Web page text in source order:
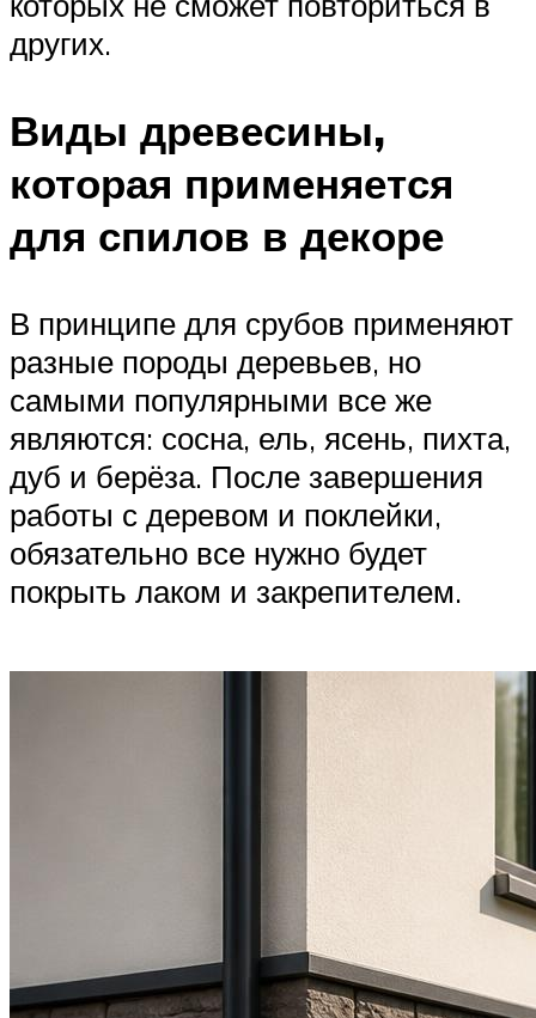
других.
Виды древесины,
которая применяется
для спилов в декоре
В принципе для срубов применяют
разные породы деревьев, но
самыми популярными все же
являются: сосна, ель, ясень, пихта,
дуб и берёза. После завершения
работы с деревом и поклейки,
обязательно все нужно будет
покрыть лаком и закрепителем.